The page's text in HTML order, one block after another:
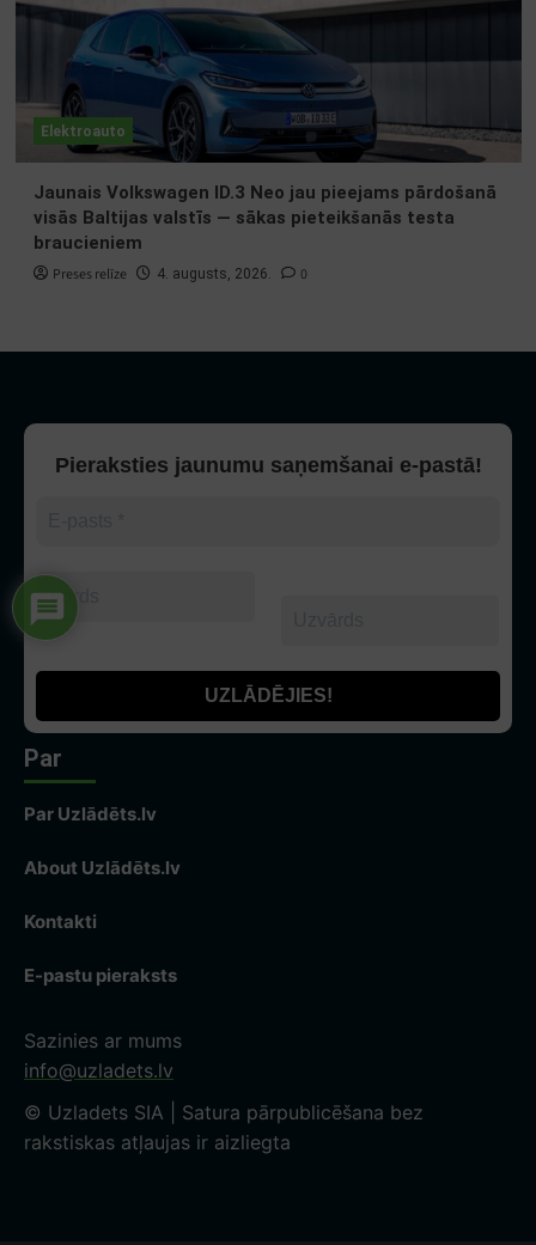
Elektroauto
Jaunais Volkswagen ID.3 Neo jau pieejams pārdošanā
visās Baltijas valstīs — sākas pieteikšanās testa
braucieniem
Preses relīze 4. augusts, 2026. 0
Pieraksties jaunumu saņemšanai e-pastā!
Par
Par Uzlādēts.lv
About Uzlādēts.lv
Kontakti
E-pastu pieraksts
Sazinies ar mums
info@uzladets.lv
© Uzladets SIA | Satura pārpublicēšana bez
rakstiskas atļaujas ir aizliegta